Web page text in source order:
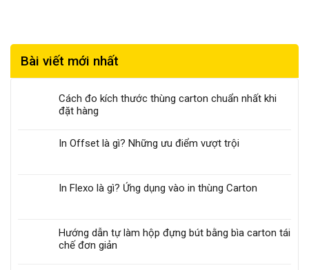
Bài viết mới nhất
Cách đo kích thước thùng carton chuẩn nhất khi
đặt hàng
In Offset là gì? Những ưu điểm vượt trội
In Flexo là gì? Ứng dụng vào in thùng Carton
Hướng dẫn tự làm hộp đựng bút bằng bìa carton tái
chế đơn giản